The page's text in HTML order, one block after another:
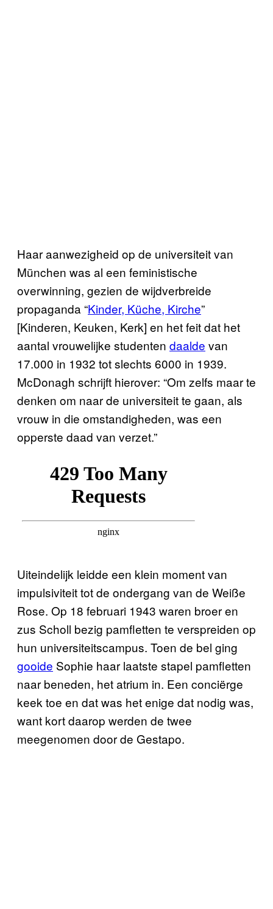
Haar aanwezigheid op de universiteit van
München was al een feministische
overwinning, gezien de wijdverbreide
propaganda “Kinder, Küche, Kirche”
[Kinderen, Keuken, Kerk] en het feit dat het
aantal vrouwelijke studenten daalde van
17.000 in 1932 tot slechts 6000 in 1939.
McDonagh schrijft hierover: “Om zelfs maar te
denken om naar de universiteit te gaan, als
vrouw in die omstandigheden, was een
opperste daad van verzet.”
Uiteindelijk leidde een klein moment van
impulsiviteit tot de ondergang van de Weiße
Rose. Op 18 februari 1943 waren broer en
zus Scholl bezig pamfletten te verspreiden op
hun universiteitscampus. Toen de bel ging
gooide Sophie haar laatste stapel pamfletten
naar beneden, het atrium in. Een conciërge
keek toe en dat was het enige dat nodig was,
want kort daarop werden de twee
meegenomen door de Gestapo.